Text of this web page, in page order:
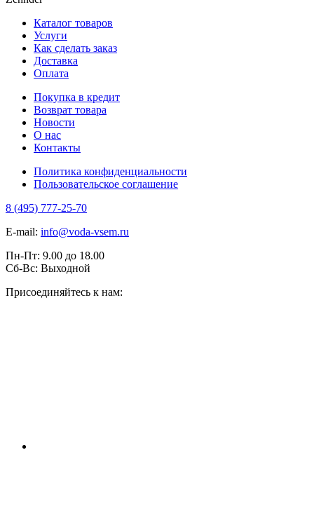
Каталог товаров
Услуги
Как сделать заказ
Доставка
Оплата
Покупка в кредит
Возврат товара
Новости
О нас
Контакты
Политика конфиденциальности
Пользовательское соглашение
8 (495) 777-25-70
E-mail: info@voda-vsem.ru
Пн-Пт: 9.00 до 18.00
Сб-Вс: Выходной
Присоединяйтесь к нам: